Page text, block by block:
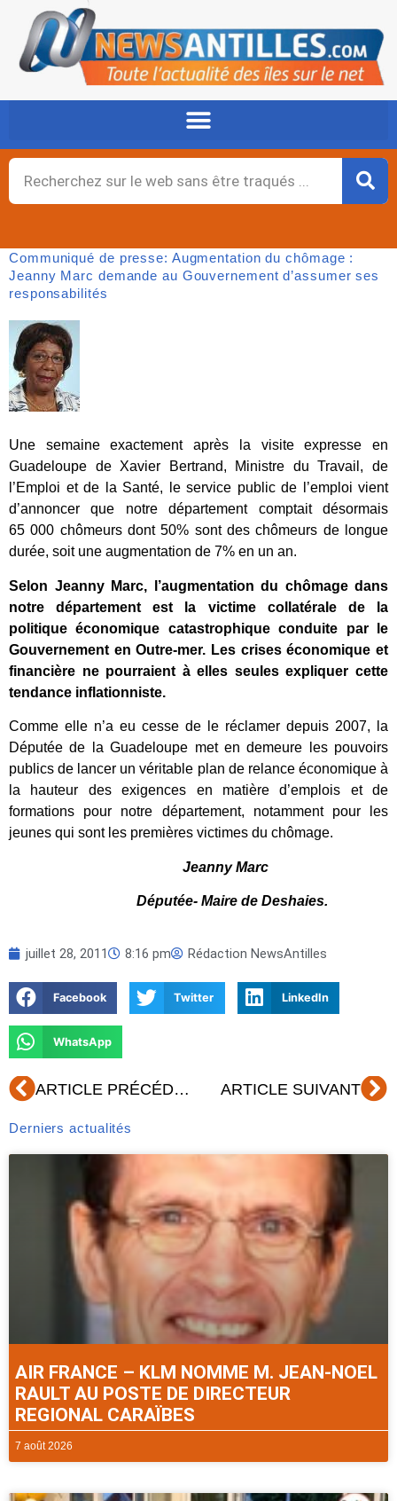
contenu
Rechercher
Communiqué de presse: Augmentation du chômage :
Jeanny Marc demande au Gouvernement d’assumer ses
responsabilités
Une semaine exactement après la visite expresse en
Guadeloupe de Xavier Bertrand, Ministre du Travail, de
l’Emploi et de la Santé, le service public de l’emploi vient
d’annoncer que notre département comptait désormais
65 000 chômeurs dont 50% sont des chômeurs de longue
durée, soit une augmentation de 7% en un an.
Selon Jeanny Marc, l’augmentation du chômage dans
notre département est la victime collatérale de la
politique économique catastrophique conduite par le
Gouvernement en Outre-mer. Les crises économique et
financière ne pourraient à elles seules expliquer cette
tendance inflationniste.
Comme elle n’a eu cesse de le réclamer depuis 2007, la
Députée de la Guadeloupe met en demeure les pouvoirs
publics de lancer un véritable plan de relance économique à
la hauteur des exigences en matière d’emplois et de
formations pour notre département, notamment pour les
jeunes qui sont les premières victimes du chômage.
Jeanny Marc
Députée- Maire de Deshaies.
juillet 28, 2011 8:16 pm Rédaction NewsAntilles
Facebook Twitter LinkedIn
WhatsApp
Précédent ARTICLE PRÉCÉDENT ARTICLE SUIVANT
Derniers actualités
AIR FRANCE – KLM NOMME M. JEAN-NOEL
RAULT AU POSTE DE DIRECTEUR
REGIONAL CARAÏBES
7 août 2026